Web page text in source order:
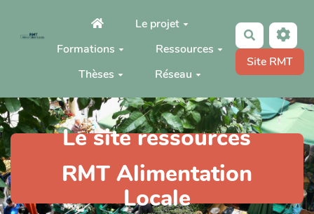
Aller au contenu principalLe projet
Formations
Ressources
Thèses
Réseau
Rechercher
Site RMT
Le site ressources
RMT Alimentation
Locale